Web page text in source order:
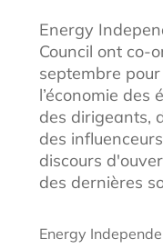
Energy
Council ont co-
septembre
l’économie des
des dirigeants,
des
discours
des dernières
Energy